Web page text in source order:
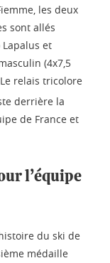
les deux
sont allés
et
(4x7,5
relais tricolore
derrière la
de France et
l’équipe
du ski de
médaille